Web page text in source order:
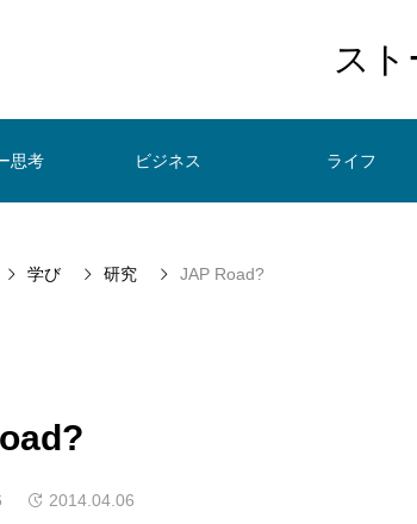
ス
思考 ビジネス ライフ
学び 研究 JAP Road?
2014.04.06